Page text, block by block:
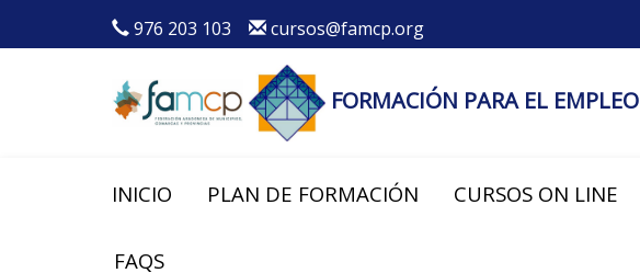
976 203 103 cursos@famcp.org
FORMACIÓN PARA EL EMPLEO
INICIO PLAN DE FORMACIÓN CURSOS ON LINE
FAQS